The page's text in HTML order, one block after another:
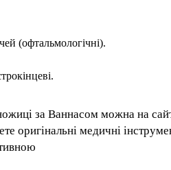
(офтальмологічні).
за Ваннасом можна на
оригінальні медичні